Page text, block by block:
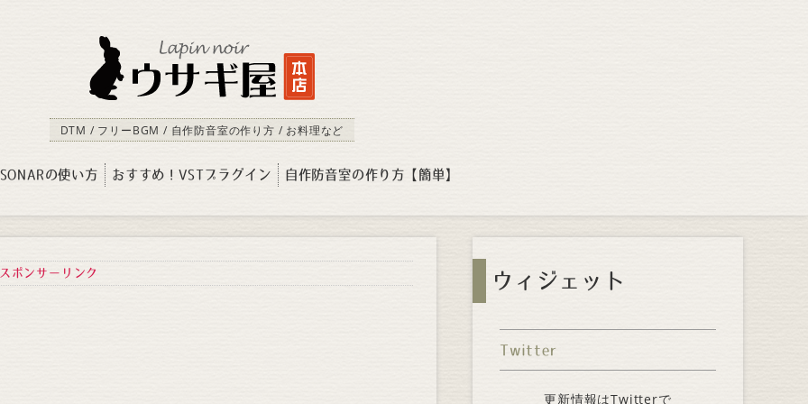
DTM / フリーBGM / 自作防音室の作り方 / お料理など
SONARの使い方 おすすめ！VSTプラグイン 自作防音室の作り方【簡単】
ポンサーリンク ウィジェット
Twitter
更新情報はTwitterで